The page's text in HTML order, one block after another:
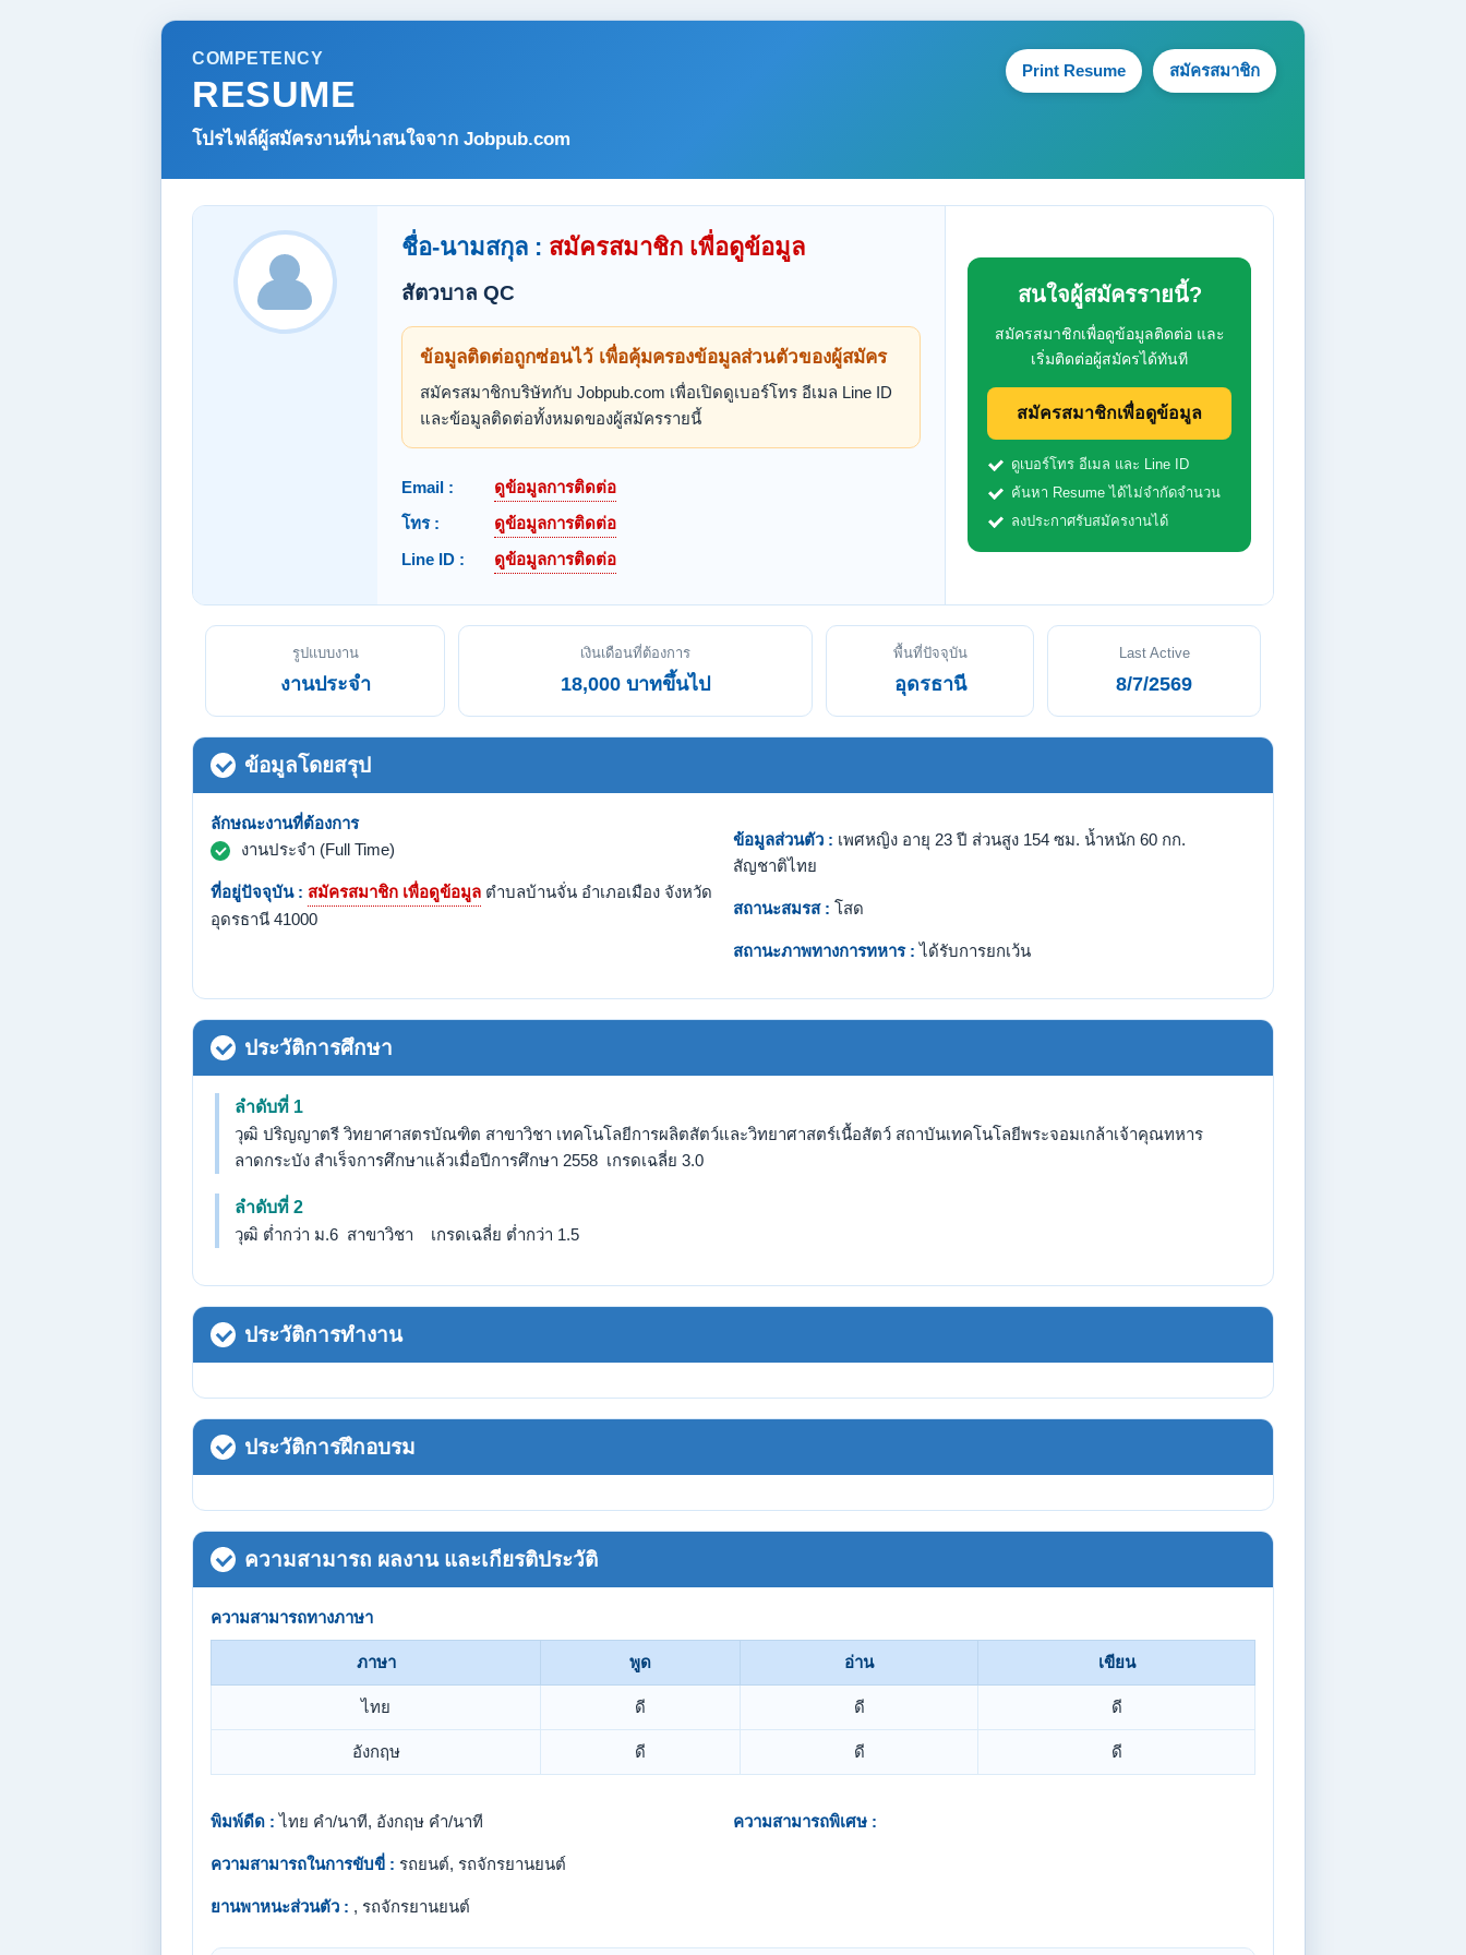
COMPETENCY
RESUME
โปรไฟล์ผู้สมัครงานที่น่าสนใจจาก Jobpub.com
Print Resume สมัครสมาชิก
ชื่อ-นามสกุล : สมัครสมาชิก เพื่อดูข้อมูล
สัตวบาล QC
ข้อมูลติดต่อถูกซ่อนไว้ เพื่อคุ้มครองข้อมูลส่วนตัวของผู้สมัคร
สมัครสมาชิกบริษัทกับ Jobpub.com เพื่อเปิดดูเบอร์โทร อีเมล Line ID
และข้อมูลติดต่อทั้งหมดของผู้สมัครรายนี้
Email :
ดูข้อมูลการติดต่อ
โทร :
ดูข้อมูลการติดต่อ
Line ID :
ดูข้อมูลการติดต่อ
สนใจผู้สมัครรายนี้?
สมัครสมาชิกเพื่อดูข้อมูลติดต่อ และ
เริ่มติดต่อผู้สมัครได้ทันที
สมัครสมาชิกเพื่อดูข้อมูล
ดูเบอร์โทร อีเมล และ Line ID
ค้นหา Resume ได้ไม่จำกัดจำนวน
ลงประกาศรับสมัครงานได้
รูปแบบงาน
งานประจำ
เงินเดือนที่ต้องการ
18,000 บาทขึ้นไป
พื้นที่ปัจจุบัน
อุดรธานี
Last Active
8/7/2569
ข้อมูลโดยสรุป
ลักษณะงานที่ต้องการ
งานประจำ (Full Time)
ที่อยู่ปัจจุบัน : สมัครสมาชิก เพื่อดูข้อมูล ตำบลบ้านจั่น อำเภอเมือง จังหวัด
อุดรธานี 41000
ข้อมูลส่วนตัว : เพศหญิง อายุ 23 ปี ส่วนสูง 154 ซม. น้ำหนัก 60 กก.
สัญชาติไทย
สถานะสมรส : โสด
สถานะภาพทางการทหาร : ได้รับการยกเว้น
ประวัติการศึกษา
ลำดับที่ 1
วุฒิ ปริญญาตรี วิทยาศาสตรบัณฑิต สาขาวิชา เทคโนโลยีการผลิตสัตว์และวิทยาศาสตร์เนื้อสัตว์ สถาบันเทคโนโลยีพระจอมเกล้าเจ้าคุณทหาร
ลาดกระบัง สำเร็จการศึกษาแล้วเมื่อปีการศึกษา 2558 เกรดเฉลี่ย 3.0
ลำดับที่ 2
วุฒิ ต่ำกว่า ม.6 สาขาวิชา เกรดเฉลี่ย ต่ำกว่า 1.5
ประวัติการทำงาน
ประวัติการฝึกอบรม
ความสามารถ ผลงาน และเกียรติประวัติ
ความสามารถทางภาษา
ภาษา พูด อ่าน เขียน
ไทย ดี ดี ดี
อังกฤษ ดี ดี ดี
พิมพ์ดีด : ไทย คำ/นาที, อังกฤษ คำ/นาที
ความสามารถในการขับขี่ : รถยนต์, รถจักรยานยนต์
ยานพาหนะส่วนตัว : , รถจักรยานยนต์
ความสามารถพิเศษ :